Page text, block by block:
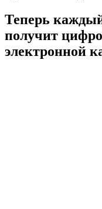
Теперь
получит
электронной